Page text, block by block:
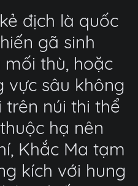
địch là quốc
gã sinh
thù, hoặc
vực sâu không
trên núi thi thể
hạ nên
Khắc Ma tạm
kích với hung